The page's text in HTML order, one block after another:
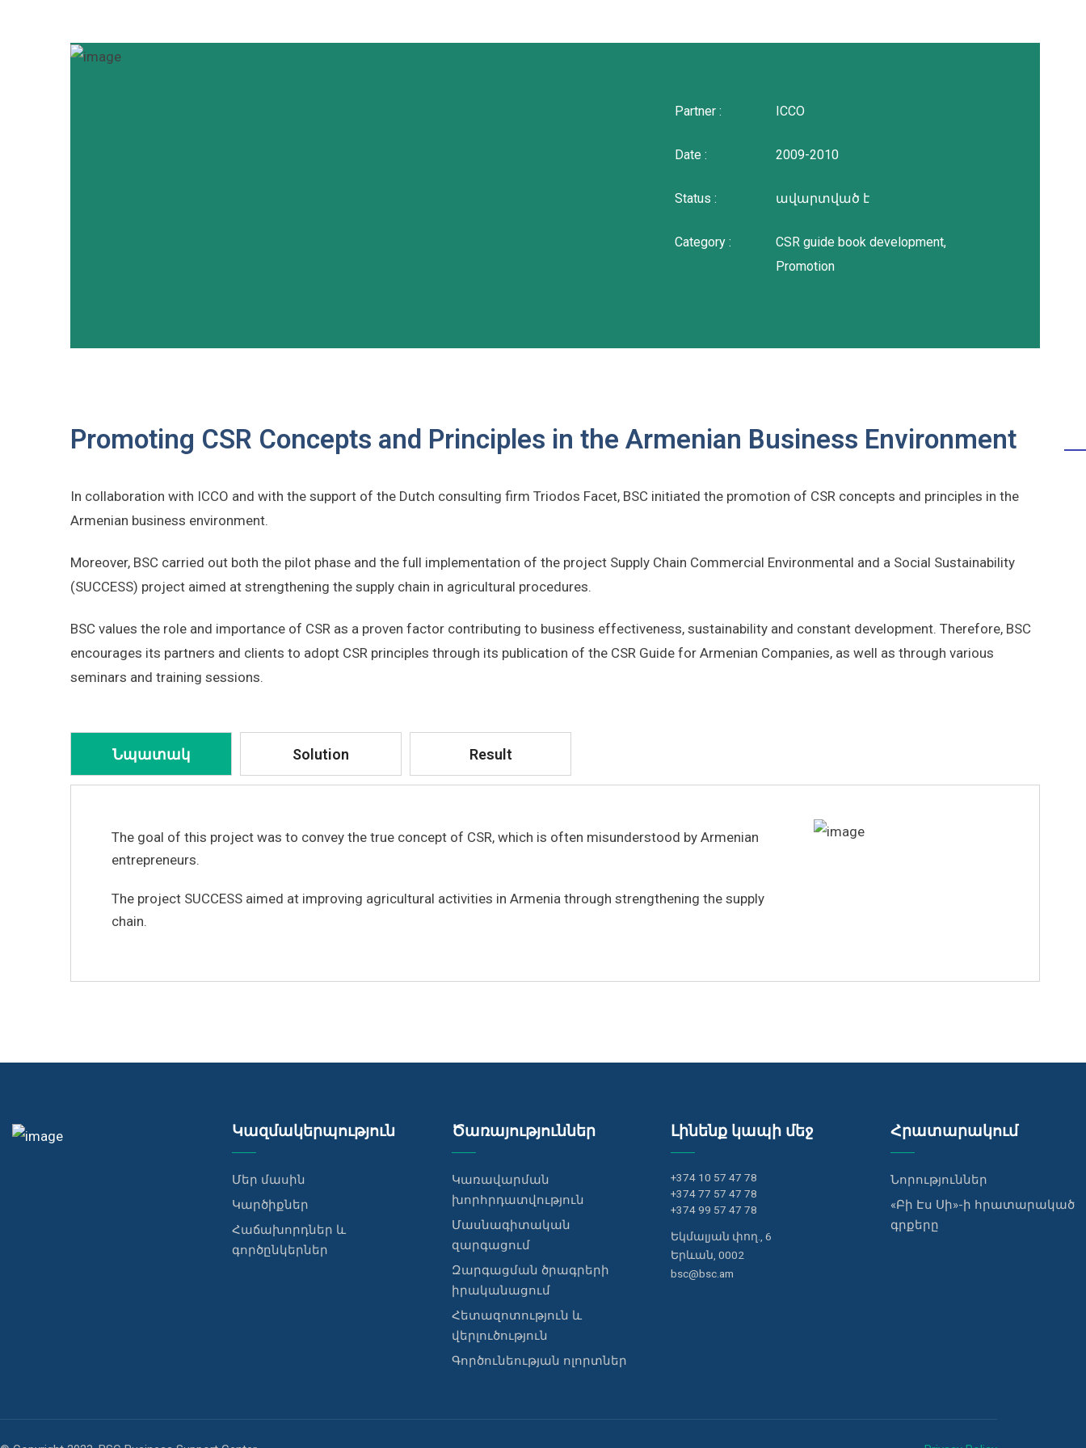
Partner : ICCO
Date : 2009-2010
Status : ավարտված է
Category :
CSR guide book development,
Promotion
Promoting CSR Concepts and Principles in the Armenian Business Environment
In collaboration with ICCO and with the support of the Dutch consulting firm Triodos Facet, BSC initiated the promotion of CSR concepts and principles in the
Armenian business environment.
Moreover, BSC carried out both the pilot phase and the full implementation of the project Supply Chain Commercial Environmental and a Social Sustainability
(SUCCESS) project aimed at strengthening the supply chain in agricultural procedures.
BSC values the role and importance of CSR as a proven factor contributing to business effectiveness, sustainability and constant development. Therefore, BSC
encourages its partners and clients to adopt CSR principles through its publication of the CSR Guide for Armenian Companies, as well as through various
seminars and training sessions.
Նպատակ Solution Result
The goal of this project was to convey the true concept of CSR, which is often misunderstood by Armenian
entrepreneurs.
The project SUCCESS aimed at improving agricultural activities in Armenia through strengthening the supply
chain.
Կազմակերպություն
Մեր մասին
Կարծիքներ
Հաճախորդներ և
գործընկերներ
Ծառայություններ
Կառավարման
խորհրդատվություն
Մասնագիտական
զարգացում
Զարգացման ծրագրերի
իրականացում
Հետազոտություն և
վերլուծություն
Գործունեության ոլորտներ
Լինենք կապի մեջ
+374 10 57 47 78
+374 77 57 47 78
+374 99 57 47 78
Եկմալյան փող., 6
Երևան, 0002
bsc@bsc.am
Հրատարակում
Նորություններ
«Բի Էս Սի»-ի հրատարակած
գրքերը